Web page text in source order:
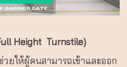
Height Turnstile)
ยให้ผู้คนสามารถเข้าและออก